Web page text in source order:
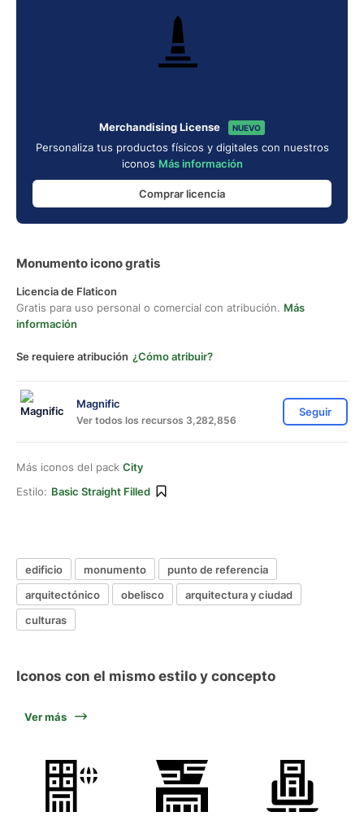
Merchandising License NUEVO
Personaliza tus productos físicos y digitales con nuestros
iconos Más información
Comprar licencia
Monumento icono gratis
Licencia de Flaticon
Gratis para uso personal o comercial con atribución. Más
información
Se requiere atribución ¿Cómo atribuir?
Magnific
Ver todos los recursos 3,282,856
Seguir
Más iconos del pack City
Estilo: Basic Straight Filled
edificio monumento
punto de referencia
arquitectónico
obelisco
arquitectura y ciudad
culturas
Iconos con el mismo estilo y concepto
Ver más